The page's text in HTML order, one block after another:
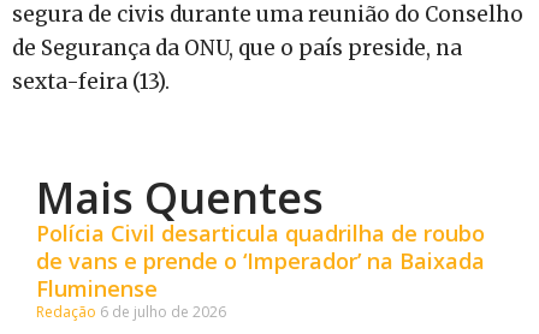
segura de civis durante uma reunião do Conselho
de Segurança da ONU, que o país preside, na
sexta-feira (13).
Mais Quentes
Polícia Civil desarticula quadrilha de roubo
de vans e prende o ‘Imperador’ na Baixada
Fluminense
Redação 6 de julho de 2026